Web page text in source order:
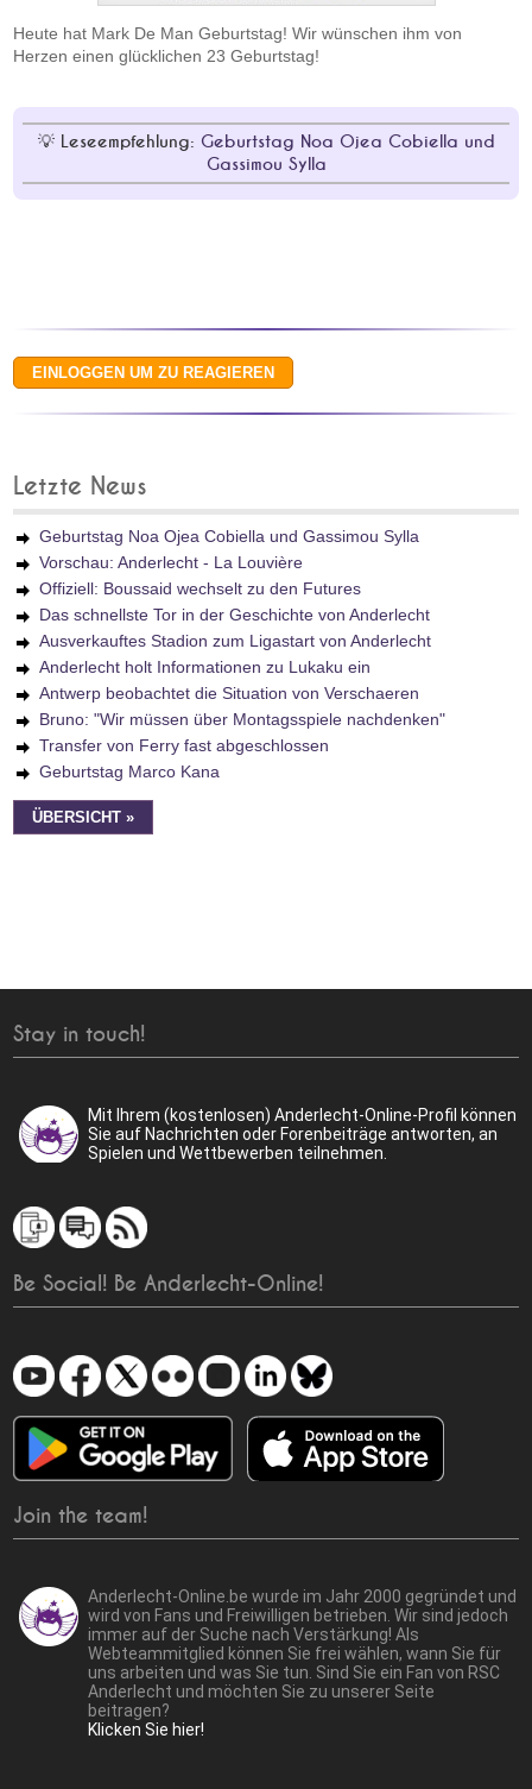
Heute hat Mark De Man Geburtstag! Wir wünschen ihm von
Herzen einen glücklichen 23 Geburtstag!
Leseempfehlung: Geburtstag Noa Ojea Cobiella und
Gassimou Sylla
Letzte News
Geburtstag Noa Ojea Cobiella und Gassimou Sylla
Vorschau: Anderlecht - La Louvière
Offiziell: Boussaid wechselt zu den Futures
Das schnellste Tor in der Geschichte von Anderlecht
Ausverkauftes Stadion zum Ligastart von Anderlecht
Anderlecht holt Informationen zu Lukaku ein
Antwerp beobachtet die Situation von Verschaeren
Bruno: "Wir müssen über Montagsspiele nachdenken"
Transfer von Ferry fast abgeschlossen
Geburtstag Marco Kana
ÜBERSICHT »
Stay in touch!
Mit Ihrem (kostenlosen) Anderlecht-Online-Profil können
Sie auf Nachrichten oder Forenbeiträge antworten, an
Spielen und Wettbewerben teilnehmen.
Be Social! Be Anderlecht-Online!
Join the team!
Anderlecht-Online.be wurde im Jahr 2000 gegründet und
wird von Fans und Freiwilligen betrieben. Wir sind jedoch
immer auf der Suche nach Verstärkung! Als
Webteammitglied können Sie frei wählen, wann Sie für
uns arbeiten und was Sie tun. Sind Sie ein Fan von RSC
Anderlecht und möchten Sie zu unserer Seite
beitragen?
Klicken Sie hier!